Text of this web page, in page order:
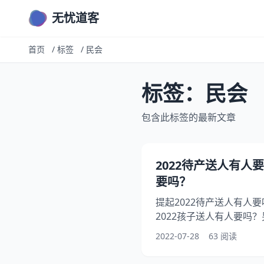
无忧道客
首页 / 标签 / 民会
标签：民会
包含此标签的最新文章
2022待产送人有人
要吗？
提起2022待产送人有人
2022孩子送人有人要吗
站送人吗?需要买票吗?你
子送人有人要吗，下面
2022-07-28 63 阅读